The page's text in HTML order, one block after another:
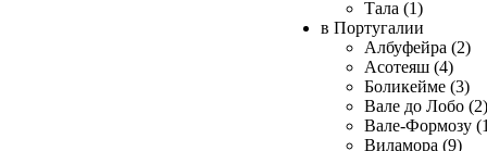
Тала (1)
в Португалии
Албуфейра (2)
Асотеяш (4)
Боликейме (3)
Вале до Лобо (2)
Вале-Формозу
Виламора (9)